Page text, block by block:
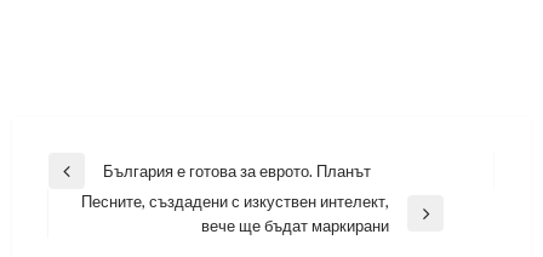
Навигация
Previous
България е готова за еврото. Планът
Песните, създадени с изкуствен интелект,
вече ще бъдат маркирани